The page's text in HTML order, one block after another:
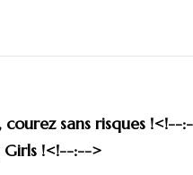
sans risques !<!--
Girls !<!--:-->